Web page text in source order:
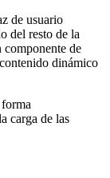
de usuario
del resto de la
componente de
dinámico
carga de las